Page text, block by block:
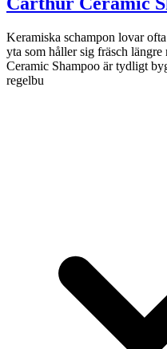
Keramiska schampon lovar
yta som håller sig fräsch
Ceramic Shampoo är tydligt
regelbu